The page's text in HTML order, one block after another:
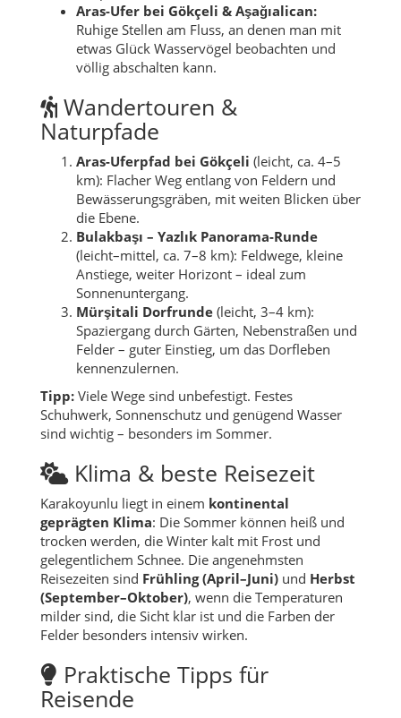
Aras-Ufer bei Gökçeli & Aşağıalican:
Ruhige Stellen am Fluss, an denen man mit
etwas Glück Wasservögel beobachten und
völlig abschalten kann.
Wandertouren &
Naturpfade
Aras-Uferpfad bei Gökçeli (leicht, ca. 4–5
km): Flacher Weg entlang von Feldern und
Bewässerungsgräben, mit weiten Blicken über
die Ebene.
Bulakbaşı – Yazlık Panorama-Runde
(leicht–mittel, ca. 7–8 km): Feldwege, kleine
Anstiege, weiter Horizont – ideal zum
Sonnenuntergang.
Mürşitali Dorfrunde (leicht, 3–4 km):
Spaziergang durch Gärten, Nebenstraßen und
Felder – guter Einstieg, um das Dorfleben
kennenzulernen.
Tipp: Viele Wege sind unbefestigt. Festes
Schuhwerk, Sonnenschutz und genügend Wasser
sind wichtig – besonders im Sommer.
Klima & beste Reisezeit
Karakoyunlu liegt in einem kontinental
geprägten Klima: Die Sommer können heiß und
trocken werden, die Winter kalt mit Frost und
gelegentlichem Schnee. Die angenehmsten
Reisezeiten sind Frühling (April–Juni) und Herbst
(September–Oktober), wenn die Temperaturen
milder sind, die Sicht klar ist und die Farben der
Felder besonders intensiv wirken.
Praktische Tipps für
Reisende